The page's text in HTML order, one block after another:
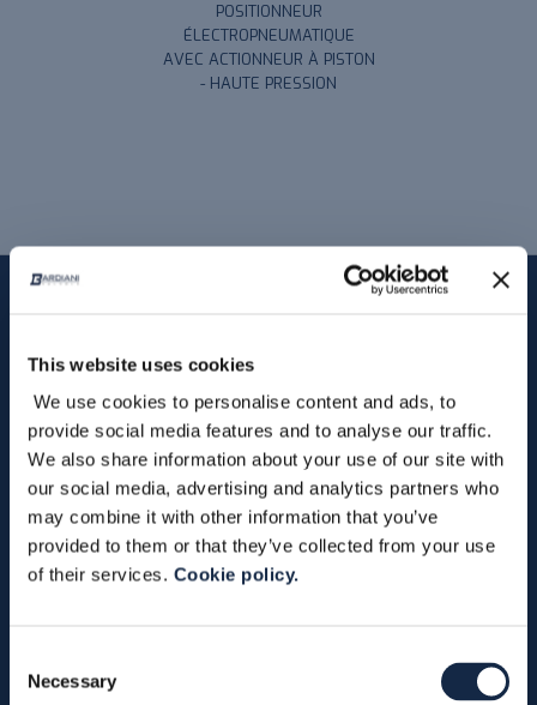
This website uses cookies
We use cookies to personalise content and ads, to
provide social media features and to analyse our traffic.
We also share information about your use of our site with
our social media, advertising and analytics partners who
may combine it with other information that you’ve
provided to them or that they’ve collected from your use
of their services. Cookie policy.
Selection
Necessary
POSITIONNEUR
ÉLECTROPNEUMATIQUE
AVEC ACTIONNEUR À PISTON
- HAUTE PRESSION
Inscrivez-vous à notre bulletin d’information
Bardiani Valvole